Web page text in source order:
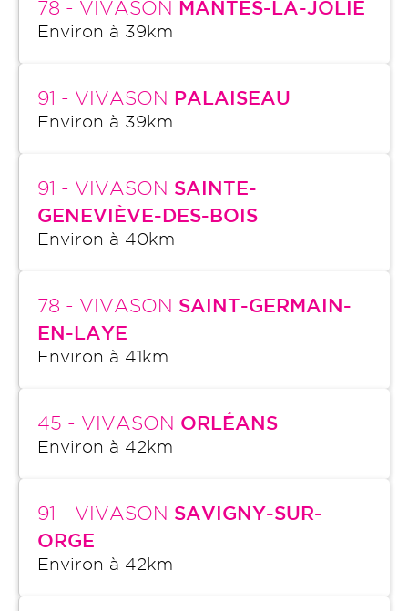
78 - VIVASON MANTES-LA-JOLIE
Environ à 39km
91 - VIVASON PALAISEAU
Environ à 39km
91 - VIVASON SAINTE-
GENEVIÈVE-DES-BOIS
Environ à 40km
78 - VIVASON SAINT-GERMAIN-
EN-LAYE
Environ à 41 km
45 - VIVASON ORLÉANS
Environ à 42km
91 - VIVASON SAVIGNY-SUR-
ORGE
Environ à 42km